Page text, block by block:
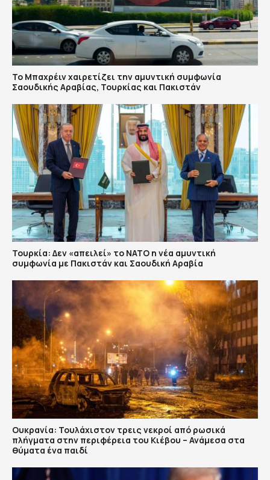
Το Μπαχρέιν χαιρετίζει την αμυντική συμφωνία
Σαουδικής Αραβίας, Τουρκίας και Πακιστάν
Τουρκία: Δεν «απειλεί» το ΝΑΤΟ η νέα αμυντική
συμφωνία με Πακιστάν και Σαουδική Αραβία
Ουκρανία: Τουλάχιστον τρεις νεκροί από ρωσικά
πλήγματα στην περιφέρεια του Κιέβου – Ανάμεσα στα
θύματα ένα παιδί